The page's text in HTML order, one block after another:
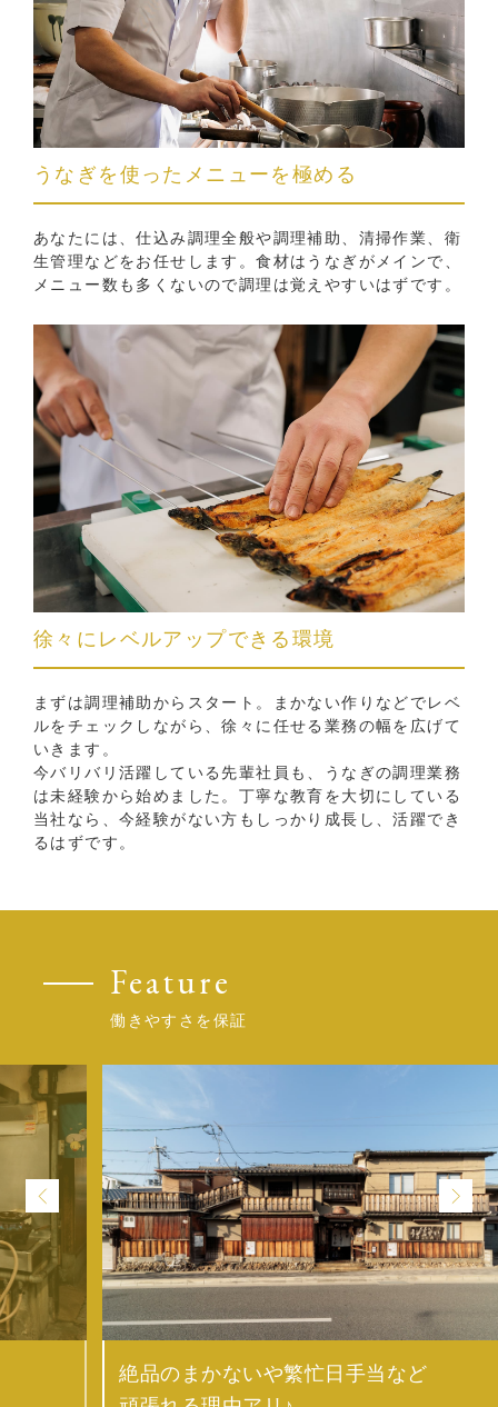
うなぎを使ったメニューを極める
あなたには、仕込み調理全般や調理補助、清掃作業、衛
生管理などをお任せします。食材はうなぎがメインで、
メニュー数も多くないので調理は覚えやすいはずです。
徐々にレベルアップできる環境
まずは調理補助からスタート。まかない作りなどでレベ
ルをチェックしながら、徐々に任せる業務の幅を広げて
いきます。
今バリバリ活躍している先輩社員も、うなぎの調理業務
は未経験から始めました。丁寧な教育を大切にしている
当社なら、今経験がない方もしっかり成長し、活躍でき
るはずです。
Feature
働きやすさを保証
絶品のまかないや繁忙日手当など